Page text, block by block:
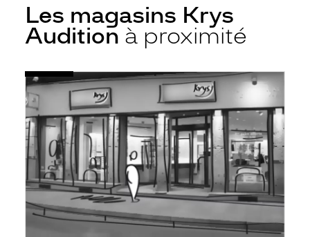
Les magasins Krys
Audition à proximité
Audioprothésiste
Arcueil
-
Vache
Noire
-
Krys
Audition
Voir
la
fiche